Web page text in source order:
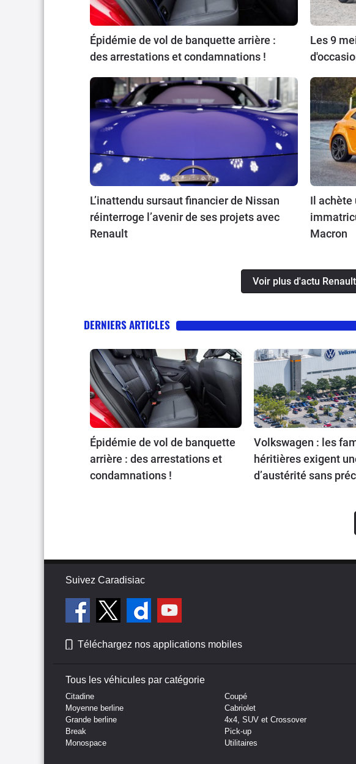
Épidémie de vol de banquette arrière :
des arrestations et condamnations !
Les 9
L’inattendu sursaut financier de Nissan
réinterroge l’avenir de ses projets avec
Renault
Il achète
Macron
Voir plus d'actu Renault
DERNIERS ARTICLES
Épidémie de vol de banquette
arrière : des arrestations et
condamnations !
Volkswagen : les
héritières exigent
d’austérité sans
Suivez Caradisiac
Téléchargez nos applications mobiles
Tous les véhicules par catégorie
Citadine
Moyenne berline
Grande berline
Break
Monospace
Coupé
Cabriolet
4x4, SUV et Crossover
Pick-up
Utilitaires